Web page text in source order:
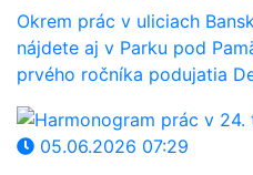
Okrem prác v uliciach
nájdete aj v Parku pod
prvého ročníka podujatia
05.06.2026 07:29